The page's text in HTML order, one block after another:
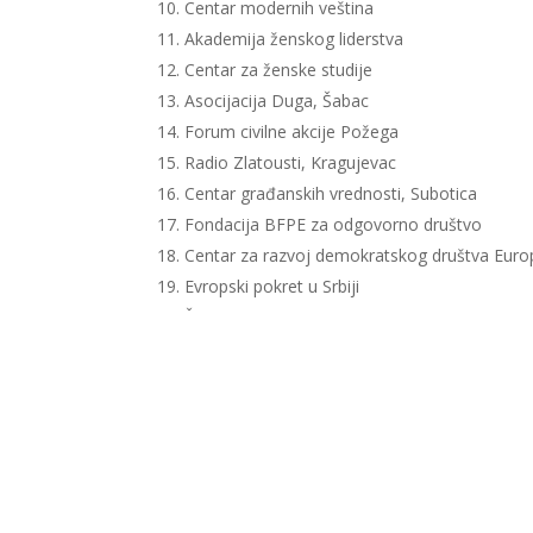
Centar modernih veština
Akademija ženskog liderstva
Centar za ženske studije
Asocijacija Duga, Šabac
Forum civilne akcije Požega
Radio Zlatousti, Kragujevac
Centar građanskih vrednosti, Subotica
Fondacija BFPE za odgovorno društvo
Centar za razvoj demokratskog društva
Evropski pokret u Srbiji
Žene za mir, Leskovac